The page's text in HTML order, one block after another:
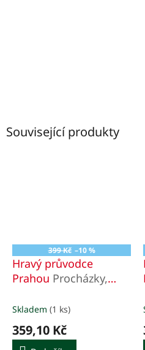
Související produkty
399 Kč –10 %
Hravý průvodce
Prahou Procházky,
rodiče
Skladem (1 ks)
359,10 Kč